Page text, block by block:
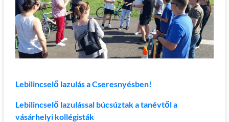
Lebilincselő lazulás a Cseresnyésben!
Lebilincselő lazulással búcsúztak a tanévtől a
vásárhelyi kollégisták